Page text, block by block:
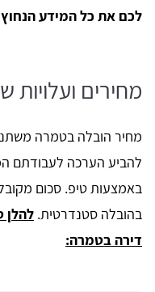
לכם את כל המידע הנחוץ
מחירים
מחיר הובלה בטמרה
להביע הערכה לעבודתם
בהובלה סטנדרטית. להלן
דירה בטמרה: